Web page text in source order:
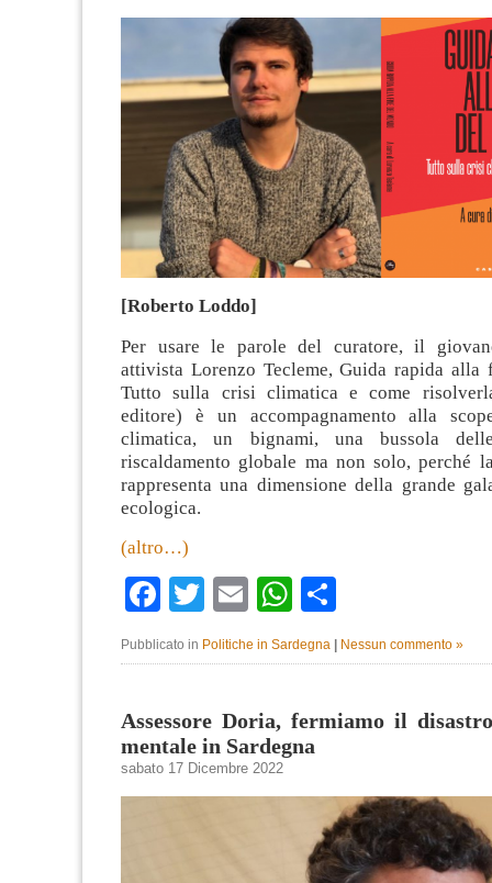
[Roberto Loddo]
Per usare le parole del curatore, il
attivista Lorenzo Tecleme, Guida rapida alla
Tutto sulla crisi climatica e come
editore) è un accompagnamento alla
climatica, un bignami, una bussola
riscaldamento globale ma non solo, perché
rappresenta una dimensione della grande
ecologica.
(altro…)
Facebook
TwitterEmailWhatsApp
Pubblicato in Politiche in Sardegna Nessun commento »
Assessore Doria, fermiamo il
mentale in Sardegna
sabato 17 Dicembre 2022